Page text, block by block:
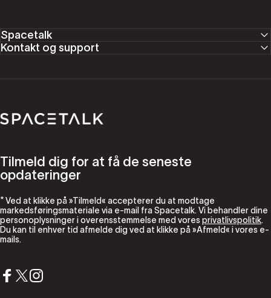
Spacetalk
Kontakt og support
Spacetalk
Tilmeld dig for at få de seneste
opdateringer
* Ved at klikke på »Tilmeld« accepterer du at modtage
markedsføringsmateriale via e-mail fra Spacetalk. Vi behandler dine
personoplysninger i overensstemmelse med voresprivatlivspolitik.
Du kan til enhver tid afmelde dig ved at klikke på »Afmeld« i vores e-
mails.